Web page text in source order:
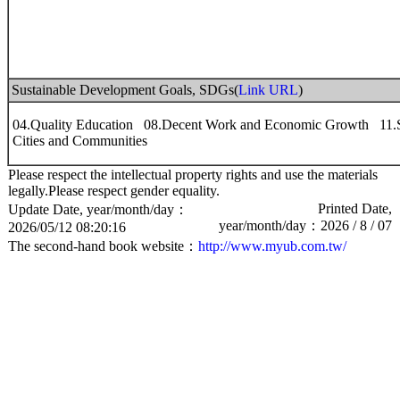
Sustainable Development Goals, SDGs(Link URL)
04.Quality Education 08.Decent Work and Economic Growth
Cities and Communities
Please respect the intellectual property rights and use the materials
legally.Please respect gender equality.
Update Date, year/month/day：
2026/05/12 08:20:16
Printed Date,
year/month/day：2026 / 8 / 07
The second-hand book website： http://www.myub.com.tw/